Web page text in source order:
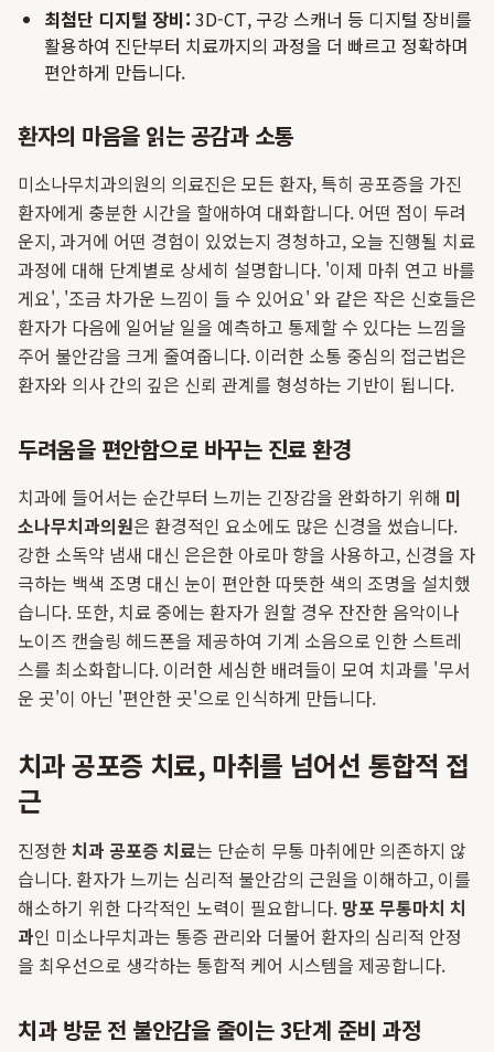
최첨단 디지털 장비: 3D-CT, 구강 스캐너 등 디지털 장비를
활용하여 진단부터 치료까지의 과정을 더 빠르고 정확하며
편안하게 만듭니다.
환자의 마음을 읽는 공감과 소통
미소나무치과의원의 의료진은 모든 환자, 특히 공포증을 가진
환자에게 충분한 시간을 할애하여 대화합니다. 어떤 점이 두려
운지, 과거에 어떤 경험이 있었는지 경청하고, 오늘 진행될 치료
과정에 대해 단계별로 상세히 설명합니다. '이제 마취 연고 바를
게요', '조금 차가운 느낌이 들 수 있어요' 와 같은 작은 신호들은
환자가 다음에 일어날 일을 예측하고 통제할 수 있다는 느낌을
주어 불안감을 크게 줄여줍니다. 이러한 소통 중심의 접근법은
환자와 의사 간의 깊은 신뢰 관계를 형성하는 기반이 됩니다.
두려움을 편안함으로 바꾸는 진료 환경
치과에 들어서는 순간부터 느끼는 긴장감을 완화하기 위해 미
소나무치과의원은 환경적인 요소에도 많은 신경을 썼습니다.
강한 소독약 냄새 대신 은은한 아로마 향을 사용하고, 신경을 자
극하는 백색 조명 대신 눈이 편안한 따뜻한 색의 조명을 설치했
습니다. 또한, 치료 중에는 환자가 원할 경우 잔잔한 음악이나
노이즈 캔슬링 헤드폰을 제공하여 기계 소음으로 인한 스트레
스를 최소화합니다. 이러한 세심한 배려들이 모여 치과를 '무서
운 곳'이 아닌 '편안한 곳'으로 인식하게 만듭니다.
치과 공포증 치료, 마취를 넘어선 통합적 접
근
진정한치과 공포증 치료는 단순히 무통 마취에만 의존하지 않
습니다. 환자가 느끼는 심리적 불안감의 근원을 이해하고, 이를
해소하기 위한 다각적인 노력이 필요합니다. 망포 무통마치 치
과인 미소나무치과는 통증 관리와 더불어 환자의 심리적 안정
을 최우선으로 생각하는 통합적 케어 시스템을 제공합니다.
치과 방문 전 불안감을 줄이는 3단계 준비 과정